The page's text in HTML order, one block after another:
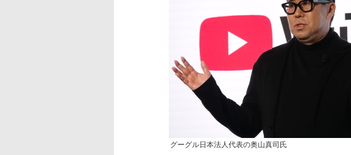
グーグル日本法人代表の奥山真司氏